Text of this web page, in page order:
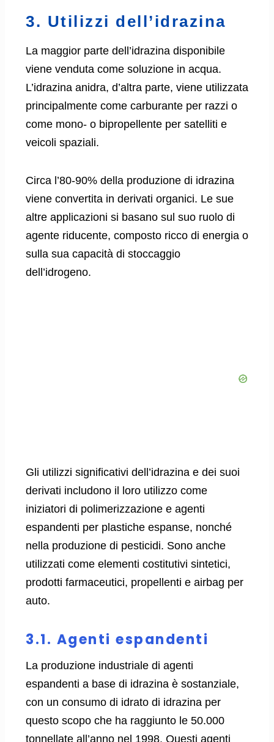
3. Utilizzi dell’idrazina
La maggior parte dell’idrazina disponibile
viene venduta come soluzione in acqua.
L’idrazina anidra, d’altra parte, viene utilizzata
principalmente come carburante per razzi o
come mono- o bipropellente per satelliti e
veicoli spaziali.
Circa l’80-90% della produzione di idrazina
viene convertita in derivati ​​organici. Le sue
altre applicazioni si basano sul suo ruolo di
agente riducente, composto ricco di energia o
sulla sua capacità di stoccaggio
dell’idrogeno.
Gli utilizzi significativi dell’idrazina e dei suoi
derivati ​​includono il loro utilizzo come
iniziatori di polimerizzazione e agenti
espandenti per plastiche espanse, nonché
nella produzione di pesticidi. Sono anche
utilizzati come elementi costitutivi sintetici,
prodotti farmaceutici, propellenti e airbag per
auto.
3.1. Agenti espandenti
La produzione industriale di agenti
espandenti a base di idrazina è sostanziale,
con un consumo di idrato di idrazina per
questo scopo che ha raggiunto le 50.000
tonnellate all’anno nel 1998. Questi agenti